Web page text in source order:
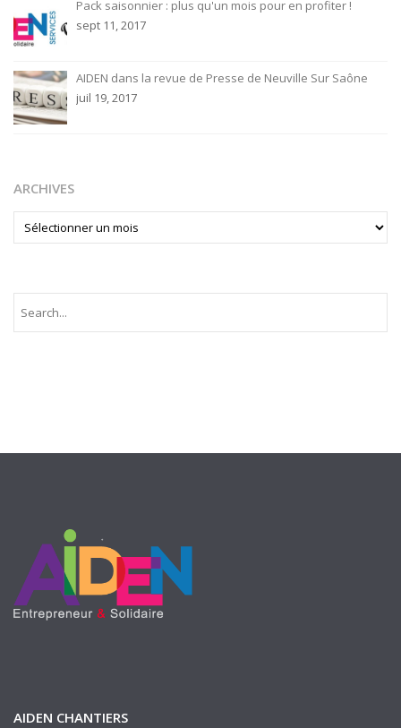
Pack saisonnier : plus qu'un mois pour en profiter !
sept 11, 2017
AIDEN dans la revue de Presse de Neuville Sur Saône
juil 19, 2017
ARCHIVES
ARCHIVES
AIDEN CHANTIERS